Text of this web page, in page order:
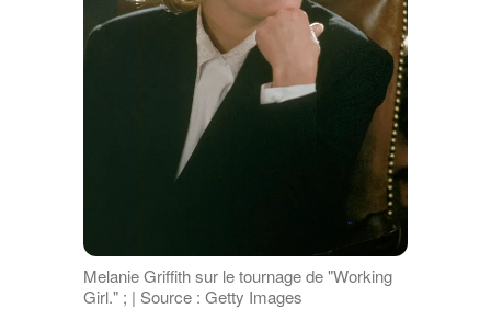
Melanie Griffith sur le tournage de "Working
Girl." ; | Source : Getty Images